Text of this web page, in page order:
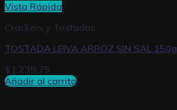
Vista Rápida
Crackers y Tostadas
TOSTADA LEIVA ARROZ SIN SAL 150g
$1.239,75
Añadir al carrito